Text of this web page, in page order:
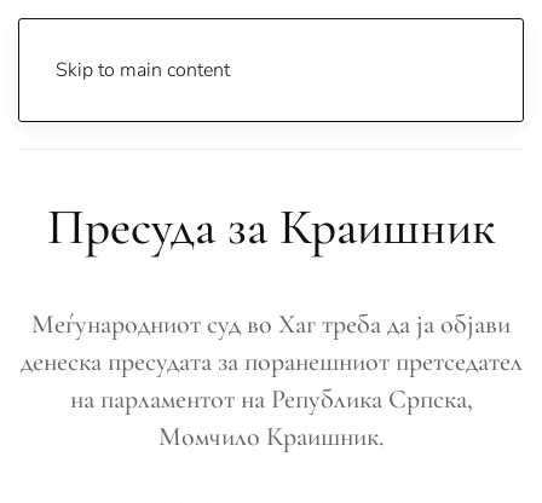
Skip to main content
Пресуда за Краишник
Меѓународниот суд во Хаг треба да ја објави
денеска пресудата за поранешниот претседател
на парламентот на Република Српска,
Момчило Краишник.